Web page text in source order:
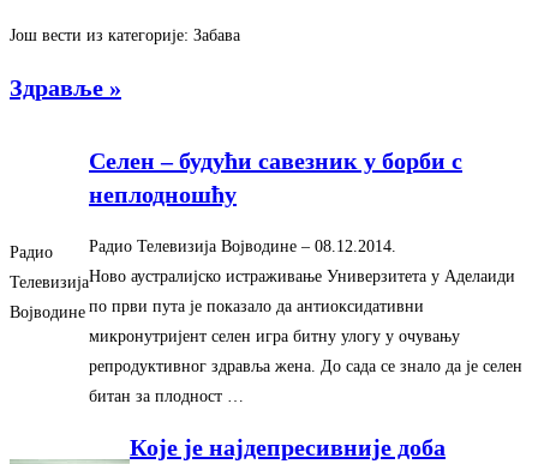
Још вести из категорије: Забава
Здравље »
Радио
Телевизија
Војводине
Селен – будући савезник у борби с
неплодношћу
Радио Телевизија Војводине – ‎08.12.2014.‎
Ново аустралијско истраживање Универзитета у Аделаиди
по први пута је показало да антиоксидативни
микронутријент селен игра битну улогу у очувању
репродуктивног здравља жена. До сада се знало да је селен
битан за плодност …
Које је најдепресивније доба